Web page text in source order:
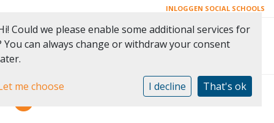
INLOGGEN SOCIAL SCHOOLS
Toggle
Could we please enable some additional services for
You can always change or withdraw your consent
me choose I decline That's ok